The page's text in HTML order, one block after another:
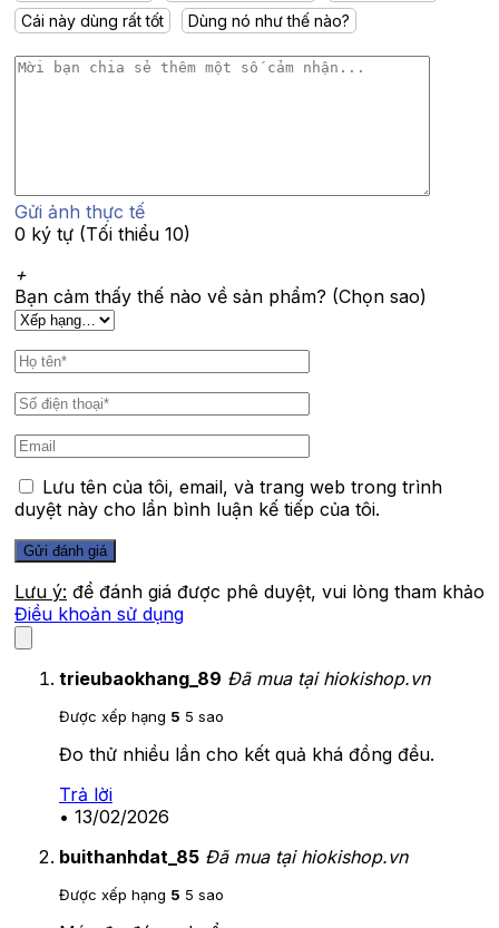
Cái này dùng rất tốt
Dùng nó như thế nào?
Gửi ảnh thực tế
0 ký tự (Tối thiểu 10)
+
Bạn cảm thấy thế nào về sản phẩm? (Chọn sao)
Lưu tên của tôi, email, và trang web trong trình
duyệt này cho lần bình luận kế tiếp của tôi.
Lưu ý: để đánh giá được phê duyệt, vui lòng tham khảo
Điều khoản sử dụng
trieubaokhang_89 Đã mua tại hiokishop.vn
Được xếp hạng 5 5 sao
Đo thử nhiều lần cho kết quả khá đồng đều.
Trả lời
• 13/02/2026
buithanhdat_85 Đã mua tại hiokishop.vn
Được xếp hạng 5 5 sao